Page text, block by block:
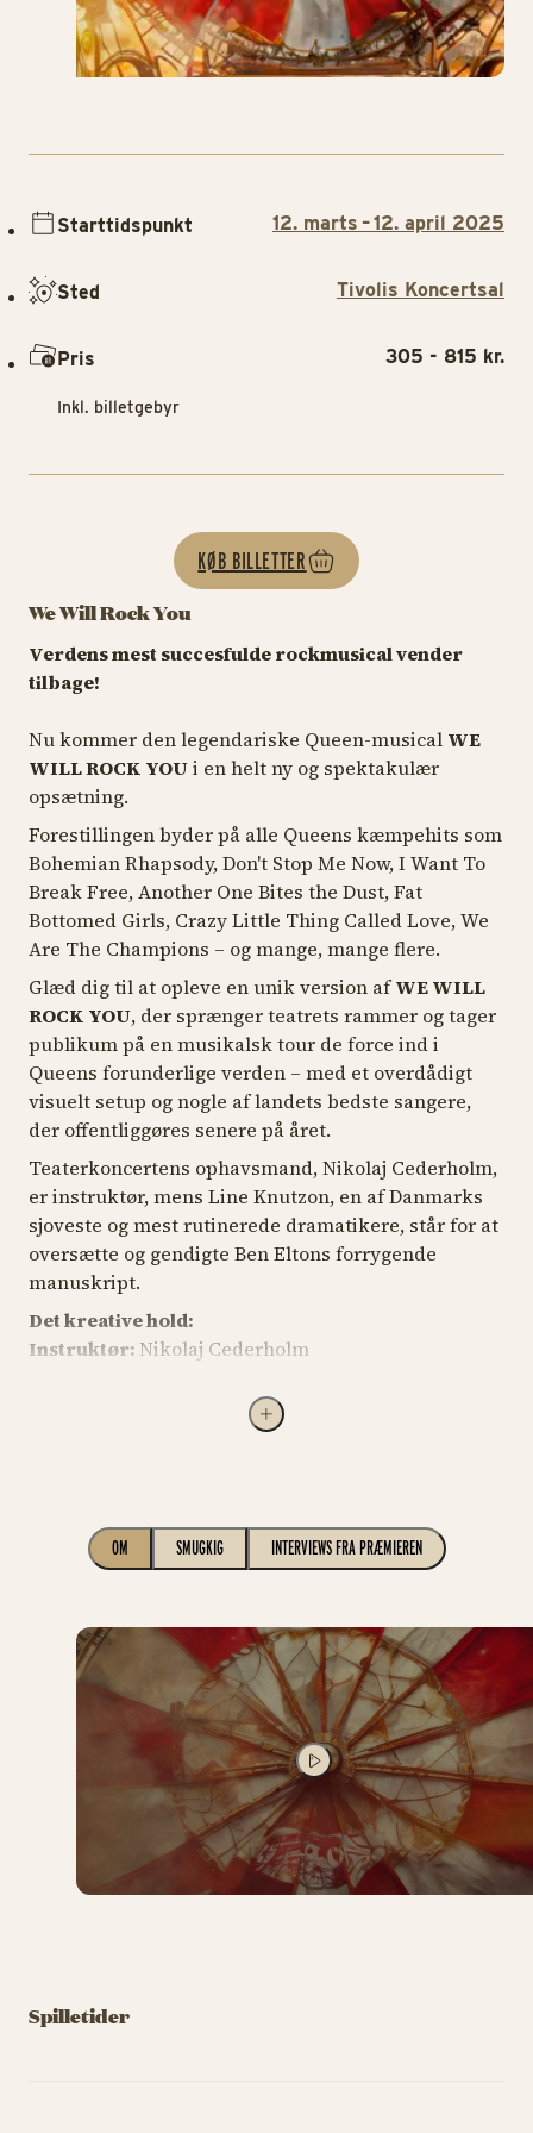
We Will Rock You
Verdens mest succesfulde rockmusical vender
tilbage!
Nu kommer den legendariske Queen-musical WE
WILL ROCK YOUi en helt ny og spektakulær
opsætning.
Forestillingen byder på alle Queens kæmpehits som
Bohemian Rhapsody, Don't Stop Me Now, I Want To
Break Free, Another One Bites the Dust, Fat
Bottomed Girls, Crazy Little Thing Called Love, We
Are The Champions – og mange, mange flere.
Glæd dig til at opleve en unik version afWE WILL
ROCK YOU, der sprænger teatrets rammer og tager
publikum på en musikalsk tour de force ind i
Queens forunderlige verden – med et overdådigt
visuelt setup og nogle af landets bedste sangere,
der offentliggøres senere på året.
Teaterkoncertens ophavsmand, Nikolaj Cederholm,
er instruktør, mens Line Knutzon, en af Danmarks
sjoveste og mest rutinerede dramatikere, står for at
oversætte og gendigte Ben Eltons forrygende
manuskript.
Det kreative hold:
Instruktør: Nikolaj Cederholm
Benjamin La Cour
Nellie Bethel
Starttidspunkt 12. marts – 12. april 2025
Sted Tivolis Koncertsal
Pris 305 - 815 kr.
Inkl. billetgebyr
KØB BILLETTER
OM SMUGKIG INTERVIEWS FRA PRÆMIEREN
SPIL VIDEO
Spilletider